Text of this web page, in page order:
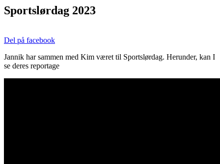
Sportslørdag 2023
Del på facebook
Jannik har sammen med Kim været til Sportslørdag. Herunder, kan I
se deres reportage